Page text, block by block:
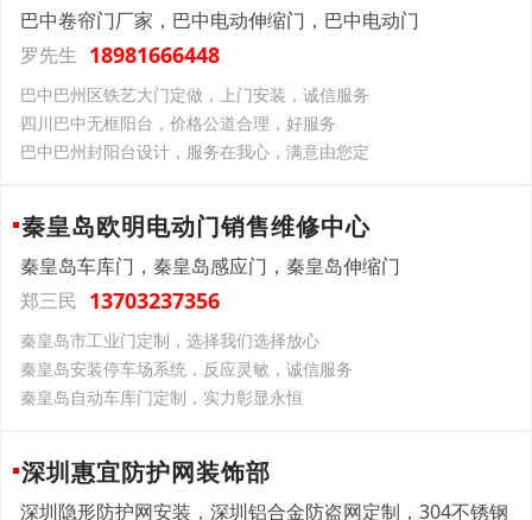
巴中卷帘门厂家，巴中电动伸缩门，巴中电动门
罗先生 18981666448
巴中巴州区铁艺大门定做，上门安装，诚信服务
四川巴中无框阳台，价格公道合理，好服务
巴中巴州封阳台设计，服务在我心，满意由您定
秦皇岛欧明电动门销售维修中心
秦皇岛车库门，秦皇岛感应门，秦皇岛伸缩门
郑三民 13703237356
秦皇岛市工业门定制，选择我们选择放心
秦皇岛安装停车场系统，反应灵敏，诚信服务
秦皇岛自动车库门定制，实力彰显永恒
深圳惠宜防护网装饰部
深圳隐形防护网安装，深圳铝合金防盗网定制，304不锈钢